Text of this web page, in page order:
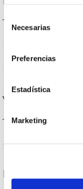
Necesarias
Preferencias
Estadística
Marketing
Flujo luminoso
Rendimiento
Vida
Protecciones